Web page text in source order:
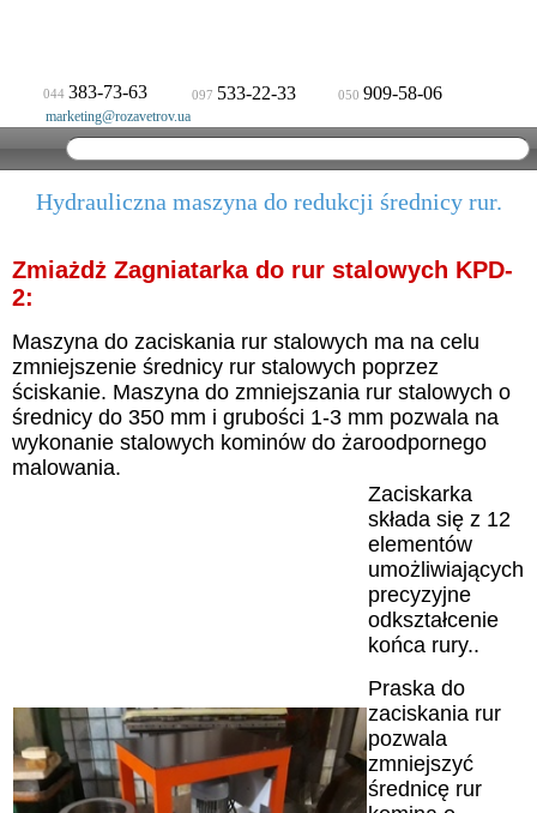
044 383-73-63 097 533-22-33 050 909-58-06
marketing@rozavetrov.ua
Hydrauliczna maszyna do redukcji średnicy rur.
Zmiażdż Zagniatarka do rur stalowych KPD-
2:
Maszyna do zaciskania rur stalowych ma na celu
zmniejszenie średnicy rur stalowych poprzez
ściskanie. Maszyna do zmniejszania rur stalowych o
średnicy do 350 mm i grubości 1-3 mm pozwala na
wykonanie stalowych kominów do żaroodpornego
malowania.
Zaciskarka
składa się z 12
elementów
umożliwiających
precyzyjne
odkształcenie
końca rury..
Praska do
zaciskania rur
pozwala
zmniejszyć
średnicę rur